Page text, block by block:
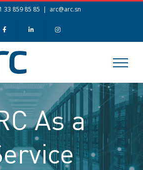
33 859 85 85 | arc@arc.sn
As a